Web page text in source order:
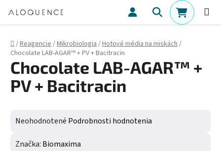
Hľadať
Domov
/Reagencie/Mikrobiologia/Hotové média na miskách/
Chocolate LAB-AGAR™ + PV + Bacitracin
Chocolate LAB-AGAR™ +
PV + Bacitracin
Priemerné hodnotenie produktu je 0,0 z 5 hviezdičiek.
Neohodnotené Podrobnosti hodnotenia
Značka: Biomaxima